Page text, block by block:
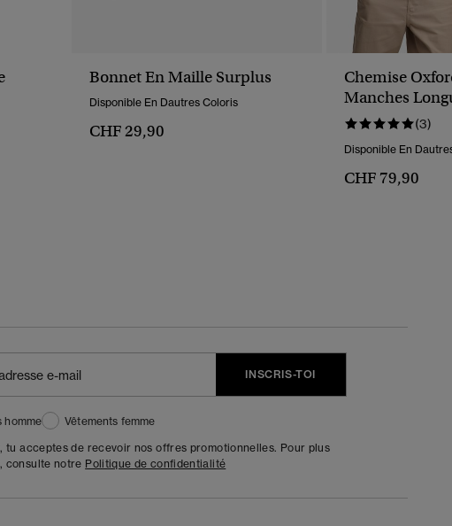
Bonnet En Maille Surplus
Disponible En Dautres Coloris
CHF 29,90
Chemise
Manches
(3)
Disponible En
CHF 79,90
INSCRIS-TOI
homme
Vêtements femme
tu acceptes de recevoir nos offres promotionnelles. Pour plus
consulte notre Politique de confidentialité